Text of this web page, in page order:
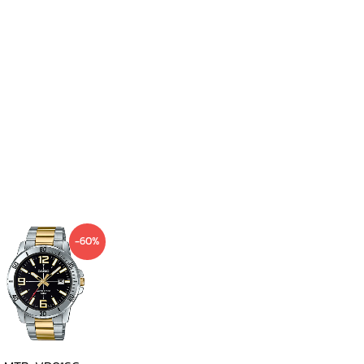
-60%
Original
price
was:
3,200 ฿.
Current
price
is:
1,290 ฿.